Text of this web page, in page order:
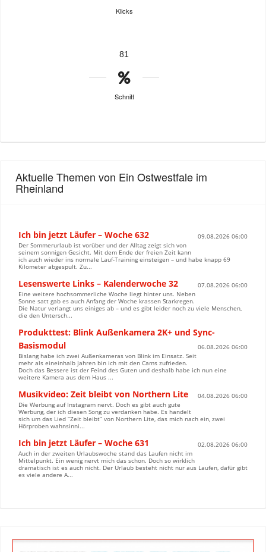
Klicks
81
Schnitt
Aktuelle Themen von Ein Ostwestfale im
Rheinland
Ich bin jetzt Läufer – Woche 632
09.08.2026 06:00
Der Sommerurlaub ist vorüber und der Alltag zeigt sich von
seinem sonnigen Gesicht. Mit dem Ende der freien Zeit kann
ich auch wieder ins normale Lauf-Training einsteigen – und habe knapp 69
Kilometer abgespult. Zu...
Lesenswerte Links – Kalenderwoche 32
07.08.2026 06:00
Eine weitere hochsommerliche Woche liegt hinter uns. Neben
Sonne satt gab es auch Anfang der Woche krassen Starkregen.
Die Natur verlangt uns einiges ab – und es gibt leider noch zu viele Menschen,
die den Untersch...
Produkttest: Blink Außenkamera 2K+ und Sync-
Basismodul
06.08.2026 06:00
Bislang habe ich zwei Außenkameras von Blink im Einsatz. Seit
mehr als eineinhalb Jahren bin ich mit den Cams zufrieden.
Doch das Bessere ist der Feind des Guten und deshalb habe ich nun eine
weitere Kamera aus dem Haus ...
Musikvideo: Zeit bleibt von Northern Lite
04.08.2026 06:00
Die Werbung auf Instagram nervt. Doch es gibt auch gute
Werbung, der ich diesen Song zu verdanken habe. Es handelt
sich um das Lied “Zeit bleibt” von Northern Lite, das mich nach ein, zwei
Hörproben wahnsinni...
Ich bin jetzt Läufer – Woche 631
02.08.2026 06:00
Auch in der zweiten Urlaubswoche stand das Laufen nicht im
Mittelpunkt. Ein wenig nervt mich das schon. Doch so wirklich
dramatisch ist es auch nicht. Der Urlaub besteht nicht nur aus Laufen, dafür gibt
es viele andere A...